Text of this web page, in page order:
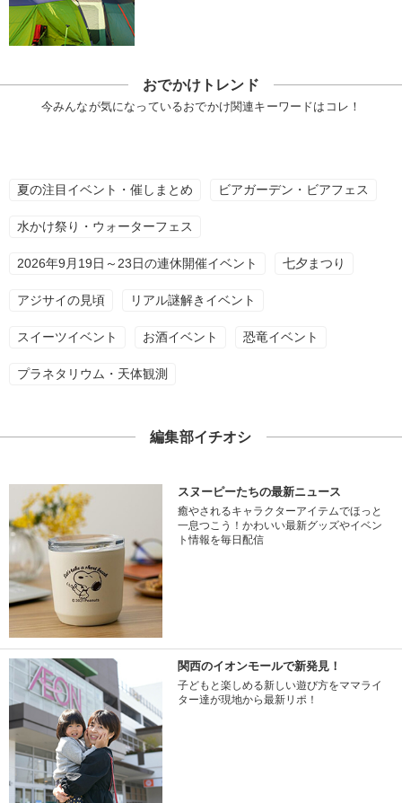
おでかけトレンド
今みんなが気になっているおでかけ関連キーワードはコレ！
夏の注目イベント・催しまとめ ビアガーデン・ビアフェス
水かけ祭り・ウォーターフェス
2026年9月19日～23日の連休開催イベント 七夕まつり
アジサイの見頃 リアル謎解きイベント
スイーツイベント お酒イベント 恐竜イベント
プラネタリウム・天体観測
編集部イチオシ
スヌーピーたちの最新ニュース
癒やされるキャラクターアイテムでほっと
一息つこう！かわいい最新グッズやイベン
ト情報を毎日配信
関西のイオンモールで新発見！
子どもと楽しめる新しい遊び方をママライ
ター達が現地から最新リポ！